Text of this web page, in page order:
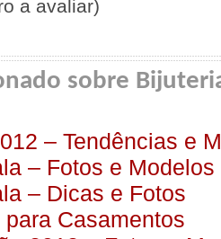
a avaliar)
sobre
– Tendências e
– Fotos e Modelos
– Dicas e Fotos
Casamentos